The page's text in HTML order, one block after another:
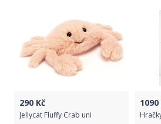
290 Kč
Jellycat Fluffy Crab uni
1090